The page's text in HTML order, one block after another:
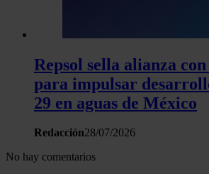
Repsol sella alianza
para impulsar
29 en aguas de México
Redacción28/07/2026
No hay comentarios